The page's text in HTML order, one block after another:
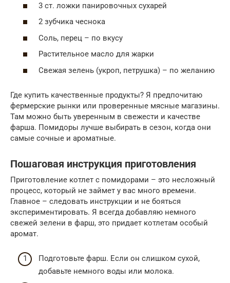
3 ст. ложки панировочных сухарей
2 зубчика чеснока
Соль, перец – по вкусу
Растительное масло для жарки
Свежая зелень (укроп, петрушка) – по желанию
Где купить качественные продукты? Я предпочитаю
фермерские рынки или проверенные мясные магазины.
Там можно быть уверенным в свежести и качестве
фарша. Помидоры лучше выбирать в сезон, когда они
самые сочные и ароматные.
Пошаговая инструкция приготовления
Приготовление котлет с помидорами – это несложный
процесс, который не займет у вас много времени.
Главное – следовать инструкции и не бояться
экспериментировать. Я всегда добавляю немного
свежей зелени в фарш, это придает котлетам особый
аромат.
Подготовьте фарш. Если он слишком сухой,
добавьте немного воды или молока.